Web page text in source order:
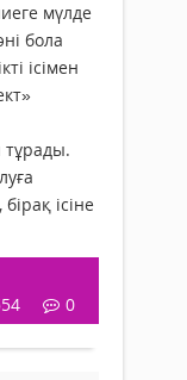
мүлде
бола
ісімен
тұрады.
ісіне
0